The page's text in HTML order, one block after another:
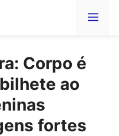
Corpo é
ao
fortes